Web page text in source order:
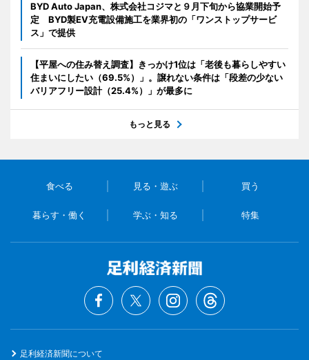
BYD Auto Japan、株式会社コジマと９月下旬から協業開始予
定 BYD製EV充電設備施工を業界初の「ワンストップサービ
ス」で提供
【平屋への住み替え調査】きっかけ1位は「老後も暮らしやすい
住まいにしたい（69.5%）」。譲れない条件は「段差の少ない
バリアフリー設計（25.4%）」が最多に
もっと見る
食べる 見る・遊ぶ 買う
暮らす・働く 学ぶ・知る 特集
足利経済新聞について